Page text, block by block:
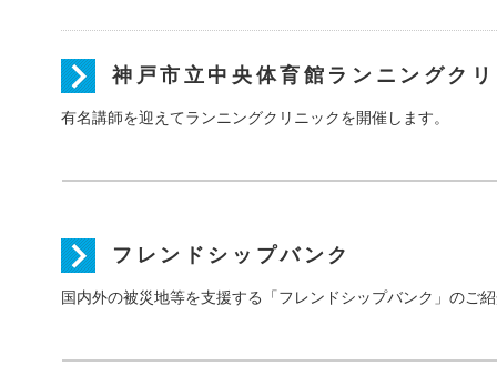
神戸市立中央体育館ランニングク
有名講師を迎えてランニングクリニックを開催します。
フレンドシップバンク
国内外の被災地等を支援する「フレンドシップバンク」のご